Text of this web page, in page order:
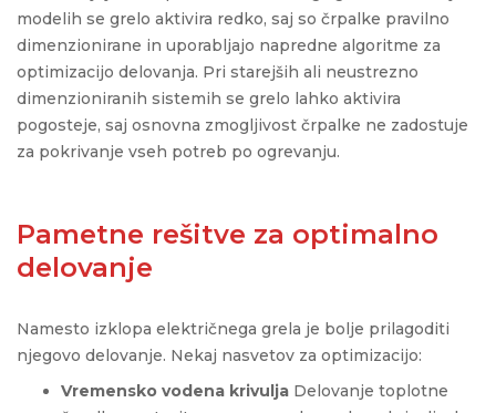
modelih se grelo aktivira redko, saj so črpalke pravilno
dimenzionirane in uporabljajo napredne algoritme za
optimizacijo delovanja. Pri starejših ali neustrezno
dimenzioniranih sistemih se grelo lahko aktivira
pogosteje, saj osnovna zmogljivost črpalke ne zadostuje
za pokrivanje vseh potreb po ogrevanju.
Pametne rešitve za optimalno
delovanje
Namesto izklopa električnega grela je bolje prilagoditi
njegovo delovanje. Nekaj nasvetov za optimizacijo:
Vremensko vodena krivulja Delovanje toplotne